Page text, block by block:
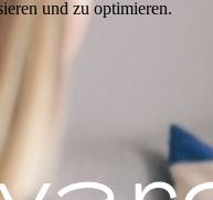
und zu optimieren.